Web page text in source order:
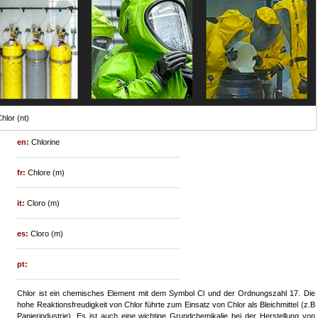
(nt)
en:Chlorine
fr:Chlore (m)
it:Cloro (m)
es:Cloro (m)
pt:
Chlor ist ein chemisches Element mit dem Symbol Cl und der Ordnungszahl 17. Die
hohe Reaktionsfreudigkeit von Chlor führte zum Einsatz von Chlor als Bleichmittel (z.B
Papierindustrie). Es ist auch eine wichtige Grundchemikalie bei der Herstellung von